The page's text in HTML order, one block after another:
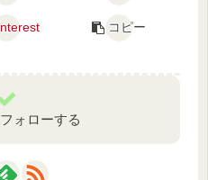
コピー
ォローする